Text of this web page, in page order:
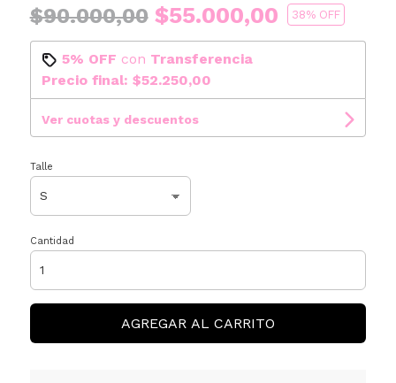
$90.000,00$55.000,00 38% OFF
5% OFF con Transferencia
Precio final: $52.250,00
Ver cuotas y descuentos
Talle
Cantidad
AGREGAR AL CARRITO